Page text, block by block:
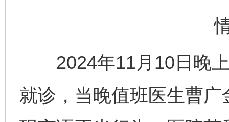
2024年11月10日晚上
就诊，当晚值班医生曹